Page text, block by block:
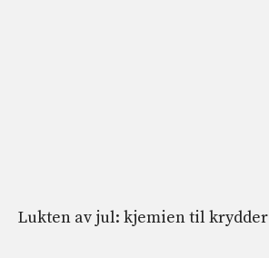
Lukten av jul: kjemien til krydder